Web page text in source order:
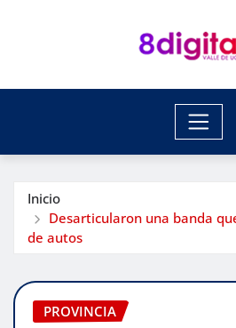
Inicio
Desarticularon una banda
de autos
PROVINCIA